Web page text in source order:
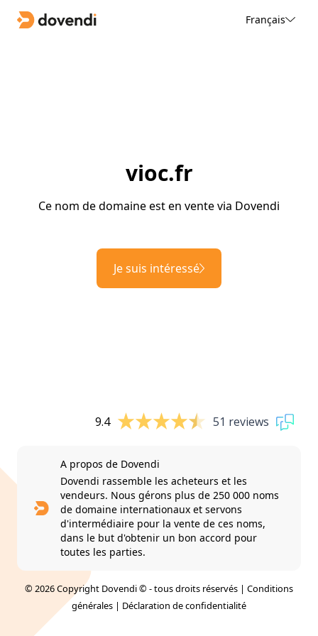
Français
vioc.fr
Ce nom de domaine est en vente via Dovendi
Je suis intéressé
9.4 51 reviews
A propos de Dovendi
Dovendi rassemble les acheteurs et les
vendeurs. Nous gérons plus de 250 000 noms
de domaine internationaux et servons
d'intermédiaire pour la vente de ces noms,
dans le but d'obtenir un bon accord pour
toutes les parties.
© 2026 Copyright Dovendi © - tous droits réservés | Conditions
générales | Déclaration de confidentialité